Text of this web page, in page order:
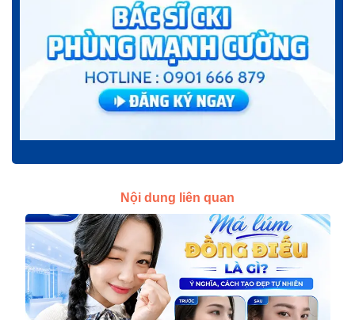
Nội dung liên quan